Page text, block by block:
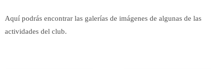
Aquí podrás encontrar las galerías de imágenes de algunas de las
actividades del club.